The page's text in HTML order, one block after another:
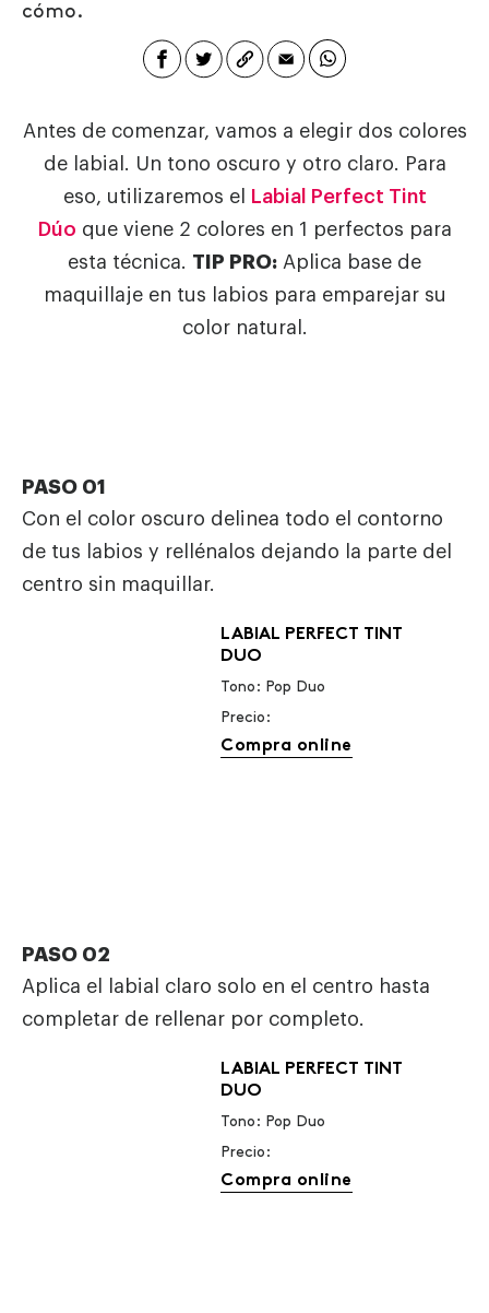
cómo.
Antes de comenzar, vamos a elegir dos colores
de labial. Un tono oscuro y otro claro. Para
eso, utilizaremos el
Labial Perfect Tint
Dúo que viene 2 colores en 1 perfectos para
esta técnica. TIP PRO: Aplica base de
maquillaje en tus labios para emparejar su
color natural.
PASO 01
Con el color oscuro delinea todo el contorno
de tus labios y rellénalos dejando la parte del
centro sin maquillar.
LABIAL PERFECT TINT
DUO
Tono: Pop Duo
Precio:
Compra online
PASO 02
Aplica el labial claro solo en el centro hasta
completar de rellenar por completo.
LABIAL PERFECT TINT
DUO
Tono: Pop Duo
Precio:
Compra online